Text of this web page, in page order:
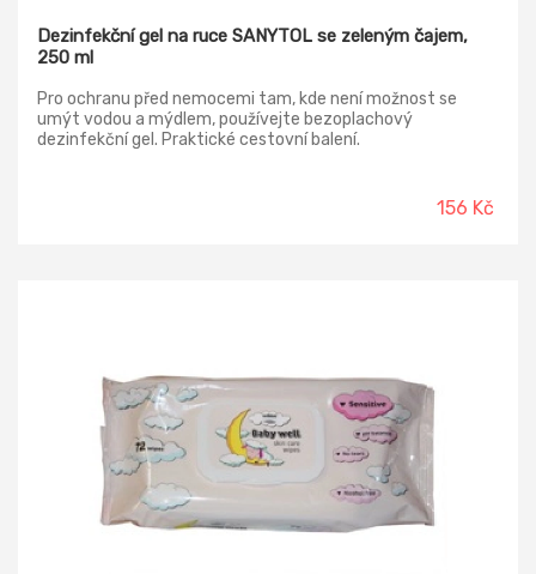
Dezinfekční gel na ruce SANYTOL se zeleným čajem,
250 ml
Pro ochranu před nemocemi tam, kde není možnost se
umýt vodou a mýdlem, používejte bezoplachový
dezinfekční gel. Praktické cestovní balení.
156 Kč